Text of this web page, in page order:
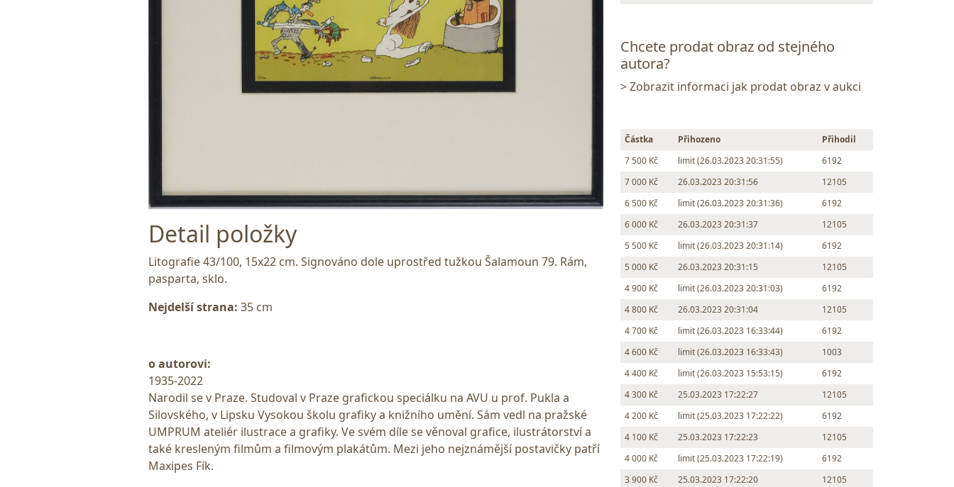
Detail položky
Litografie 43/100, 15x22 cm. Signováno dole uprostřed tužkou Šalamoun 79. Rám,
pasparta, sklo.
Nejdelší strana: 35 cm
o autorovi:
1935-2022
Narodil se v Praze. Studoval v Praze grafickou speciálku na AVU u prof. Pukla a
Silovského, v Lipsku Vysokou školu grafiky a knižního umění. Sám vedl na pražské
UMPRUM ateliér ilustrace a grafiky. Ve svém díle se věnoval grafice, ilustrátorství a
také kresleným filmům a filmovým plakátům. Mezi jeho nejznámější postavičky patří
Maxipes Fík.
Chcete prodat obraz od stejného
autora?
> Zobrazit informaci jak prodat obraz v aukci
Částka Přihozeno
Přihodil
7 500 Kč
limit (26.03.2023 20:31:55)
6192
7 000 Kč
26.03.2023 20:31:56
12105
6 500 Kč
limit (26.03.2023 20:31:36)
6192
6 000 Kč
26.03.2023 20:31:37
12105
5 500 Kč
limit (26.03.2023 20:31:14)
6192
5 000 Kč
26.03.2023 20:31:15
12105
4 900 Kč
limit (26.03.2023 20:31:03)
6192
4 800 Kč
26.03.2023 20:31:04
12105
4 700 Kč
limit (26.03.2023 16:33:44)
6192
4 600 Kč
limit (26.03.2023 16:33:43)
1003
4 400 Kč
limit (26.03.2023 15:53:15)
6192
4 300 Kč
25.03.2023 17:22:27
12105
4 200 Kč
limit (25.03.2023 17:22:22)
6192
4 100 Kč
25.03.2023 17:22:23
12105
4 000 Kč
limit (25.03.2023 17:22:19)
6192
3 900 Kč
25.03.2023 17:22:20
12105